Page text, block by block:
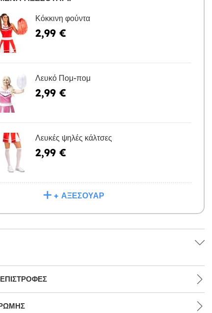
Κόκκινη φούντα
2,99 €
Λευκό Πομ-πομ
2,99 €
Λευκές ψηλές κάλτσες
2,99 €
+ ΑΞΕΣΟΥΆΡ